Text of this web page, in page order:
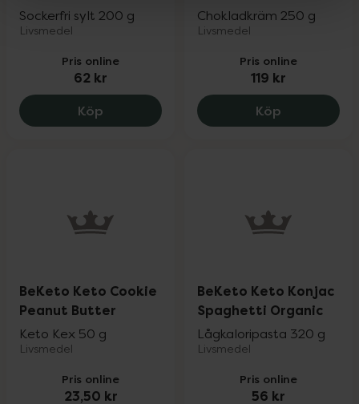
Sockerfri sylt 200 g
Livsmedel
Pris online
62 kr
Köp BeKeto Keto Jam Very Strawberry, 62
Chokladkräm 250 g
Livsmedel
Pris online
119 kr
Köp BeKeto
BeKeto Keto Cookie
Peanut Butter
Keto Kex 50 g
Livsmedel
Pris online
23,50 kr
BeKeto Keto Konjac
Spaghetti Organic
Lågkaloripasta 320 g
Livsmedel
Pris online
56 kr